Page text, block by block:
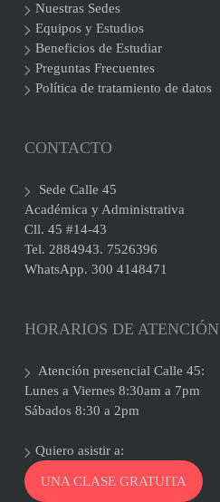
Nuestras Sedes
Equipos y Estudios
Beneficios de Estudiar
Preguntas Frecuentes
Política de tratamiento de datos
CONTACTO
Sede Calle 45
Académica y Administrativa
Cll. 45 #14-43
Tel. 2884943. 7526396
WhatsApp. 300 4148471
HORARIOS DE ATENCIÓN
Atención presencial Calle 45:
Lunes a Viernes 8:30am a 7pm
Sábados 8:30 a 2pm
Quiero asistir a:
UNA CLASE GRATUITA